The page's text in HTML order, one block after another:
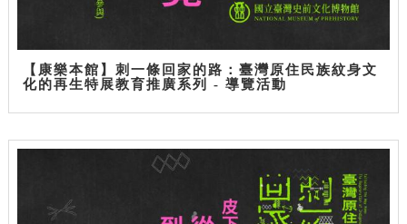
【康樂本館】刺一條回家的路：臺灣原住民族紋身文
化的再生特展教育推廣系列 - 導覽活動